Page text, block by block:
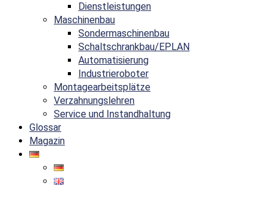
Dienstleistungen
Maschinenbau
Sondermaschinenbau
Schaltschrankbau/EPLAN
Automatisierung
Industrieroboter
Montagearbeitsplätze
Verzahnungslehren
Service und Instandhaltung
Glossar
Magazin